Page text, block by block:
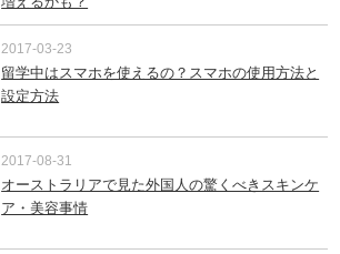
2017-03-23
留学中はスマホを使えるの？スマホの使用方法と
設定方法
2017-08-31
オーストラリアで見た外国人の驚くべきスキンケ
ア・美容事情